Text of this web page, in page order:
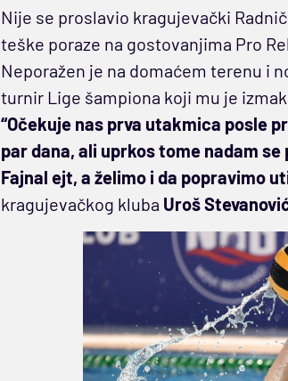
Nije se proslavio kragujevački
teške poraze na gostovanjima Pro
Neporažen je na domaćem terenu i
turnir Lige šampiona koji mu je
“Očekuje nas prva utakmica posle
par dana, ali uprkos tome nadam
Fajnal ejt, a želimo i da popravimo
kragujevačkog kluba Uroš